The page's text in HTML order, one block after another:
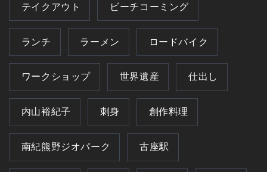
テイクアウト ビーチコーミング
ランチ ラーメン ロードバイク
ワークショップ 世界遺産 仕出し
内山裕紀子 刺身 創作料理
南紀熊野ジオパーク 古座駅